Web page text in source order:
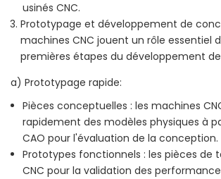
usinés CNC.
Prototypage et développement de
machines CNC jouent un rôle essentiel
premières étapes du développement
a) Prototypage rapide:
Pièces conceptuelles : les machines
rapidement des modèles physiques à
CAO pour l'évaluation de la conception.
Prototypes fonctionnels : les pièces de
CNC pour la validation des